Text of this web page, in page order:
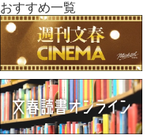
おすすめ一覧